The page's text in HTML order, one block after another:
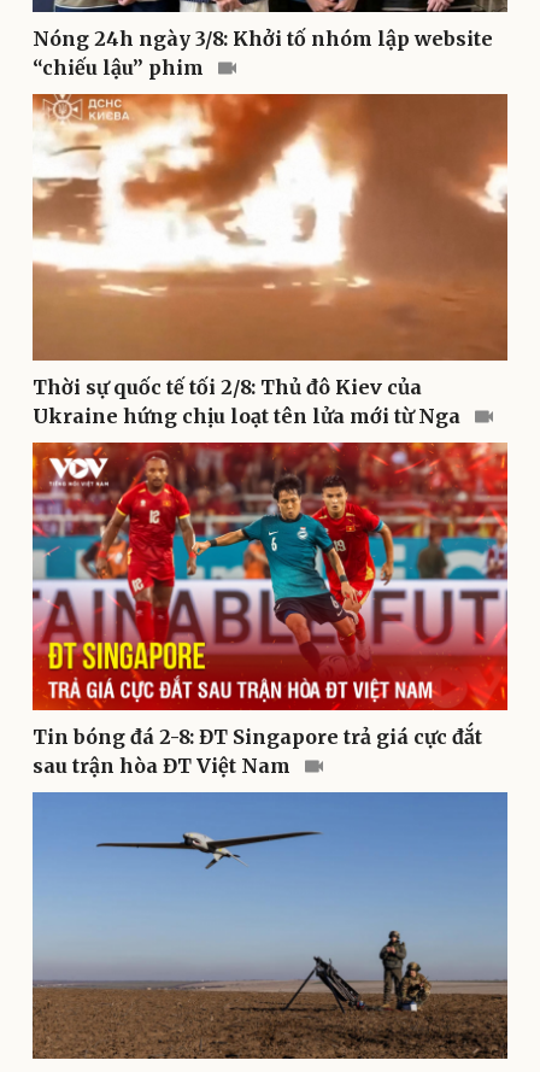
Sức khỏe
Sản phụ khoa
Nhi khoa
Nam khoa
Làm đẹp - giảm cân
Phòng mạch online
Ăn sạch sống khỏe
Đời sống
Tình yêu - Gia đình
Nóng 24h ngày 3/8: Khởi tố nhóm lập website
“chiếu lậu” phim
Thời sự quốc tế tối 2/8: Thủ đô Kiev của
Ukraine hứng chịu loạt tên lửa mới từ Nga
Tin bóng đá 2-8: ĐT Singapore trả giá cực đắt
sau trận hòa ĐT Việt Nam